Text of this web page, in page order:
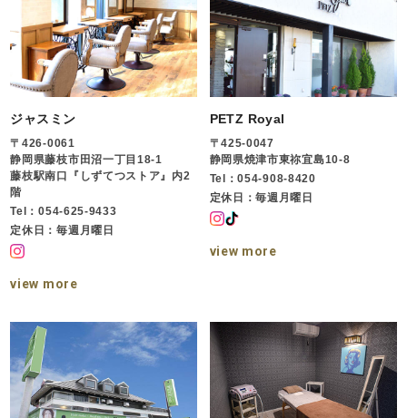
ジャスミン
〒426-0061
静岡県藤枝市田沼一丁目18-1
藤枝駅南口『しずてつストア』内2
階
Tel：054-625-9433
定休日：毎週月曜日
view more
PETZ Royal
〒425-0047
静岡県焼津市東祢宜島10-8
Tel：054-908-8420
定休日：毎週月曜日
view more